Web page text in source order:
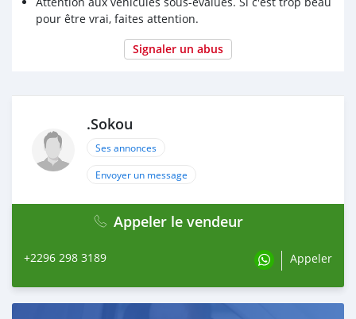
pour être vrai, faites attention.
Signaler un abus
.Sokou
Ses annonces
Envoyer un message
Appeler le vendeur
+2296 298 3189 Appeler